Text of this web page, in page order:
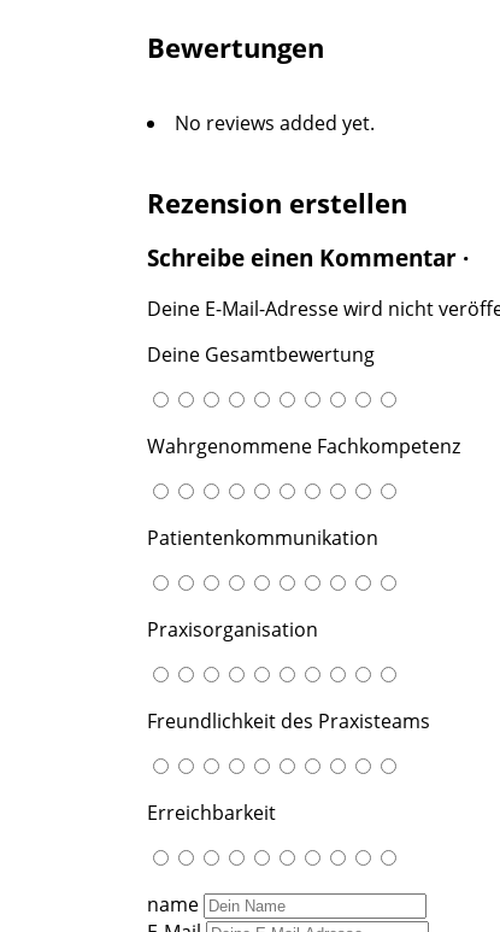
Bewertungen
No reviews added yet.
Rezension erstellen
Schreibe einen Kommentar ·
Deine E-Mail-Adresse wird nicht
Deine Gesamtbewertung
Wahrgenommene Fachkompetenz
Patientenkommunikation
Praxisorganisation
Freundlichkeit des Praxisteams
Erreichbarkeit
name